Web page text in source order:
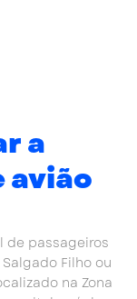
a
avião
de passageiros
Filho ou
na Zona